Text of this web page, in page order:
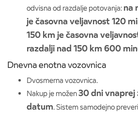
odvisna od razdalje potovanja: na
je časovna veljavnost 120
150 km je časovna
razdalji nad 150 km 600
Dnevna enotna vozovnica
Dvosmerna vozovnica.
Nakup je možen30 dni vnaprej
datum. Sistem samodejno